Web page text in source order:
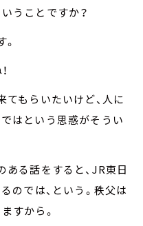
うことですか？
もらいたいけど、人に
はという思惑がそうい
ある話をすると、JR東日
のでは、という。秩父は
すから。